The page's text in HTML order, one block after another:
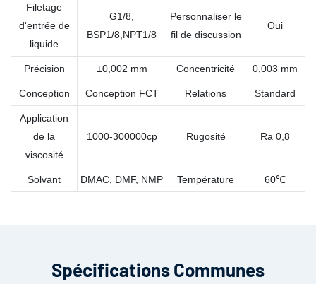
Filetage
d'entrée de
liquide
G1/8,
BSP1/8,NPT1/8
Personnaliser le
fil de discussion
Oui
Précision ±0,002 mm Concentricité 0,003 mm
Conception Conception FCT Relations Standard
Application
de la
viscosité
1000-300000cp Rugosité Ra 0,8
Solvant DMAC, DMF, NMP Température 60℃
Spécifications Communes